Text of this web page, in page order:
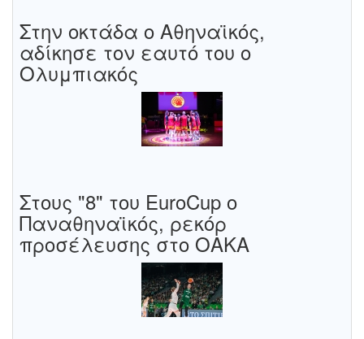
Στην οκτάδα ο Αθηναϊκός,
αδίκησε τον εαυτό του ο
Ολυμπιακός
Στους "8" του EuroCup ο
Παναθηναϊκός, ρεκόρ
προσέλευσης στο ΟΑΚΑ